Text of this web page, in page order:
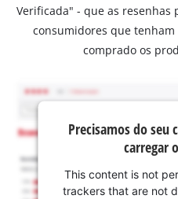
Verificada" - que as
consumidores que
comprado os
Precisamos do seu
carregar
This content is not
trackers that are not